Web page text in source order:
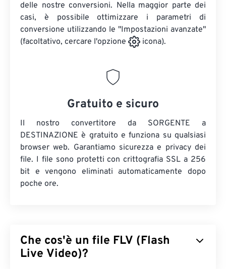
delle nostre conversioni. Nella maggior parte dei
casi, è possibile ottimizzare i parametri di
conversione utilizzando le "Impostazioni avanzate"
(facoltativo, cercare l'opzione
icona).
Gratuito e sicuro
Il nostro convertitore da SORGENTE a
DESTINAZIONE è gratuito e funziona su qualsiasi
browser web. Garantiamo sicurezza e privacy dei
file. I file sono protetti con crittografia SSL a 256
bit e vengono eliminati automaticamente dopo
poche ore.
Che cos'è un file FLV (Flash
Live Video)?